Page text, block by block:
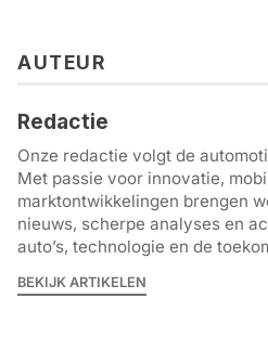
AUTEUR
Redactie
Onze redactie volgt de
Met passie voor innovatie,
marktontwikkelingen brengen
nieuws, scherpe analyses en
auto’s, technologie en de
BEKIJK ARTIKELEN